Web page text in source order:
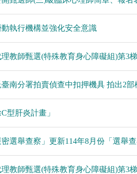
執行機構並強化安全意識
教師甄選(特殊教育身心障礙組)第3
臺南分署拍賣偵查中扣押機具 拍出2
型肝炎計畫」
選舉查察」更新114年8月份「選舉
教師甄選(特殊教育身心障礙組)第3